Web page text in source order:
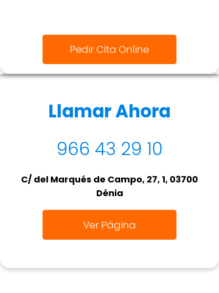
Pedir Cita Online
Llamar Ahora
966 43 29 10
C/ del Marqués de Campo, 27, 1, 03700
Dénia
Ver Página